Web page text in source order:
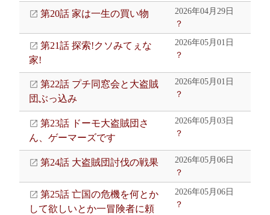
第20話 家は一生の買い物
2026年04月29日
？
第21話 探索!クソみてぇな
家!
2026年05月01日
？
第22話 プチ同窓会と大盗賊
団ぶっ込み
2026年05月01日
？
第23話 ドーモ大盗賊団さ
ん、ゲーマーズです
2026年05月03日
？
第24話 大盗賊団討伐の戦果
2026年05月06日
？
第25話 亡国の危機を何とか
して欲しいとか一冒険者に頼
2026年05月06日
？